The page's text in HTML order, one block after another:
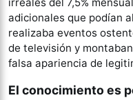
adicionales que podían
realizaba eventos
de televisión y
falsa apariencia de
El conocimiento es